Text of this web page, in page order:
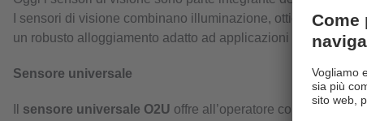
I sensori di visione combinano illuminazione, ottica, chip di
un robusto alloggiamento adatto ad applicazioni industriali.
Sensore universale
sensore universale O2U offre all’operatore combinazioni